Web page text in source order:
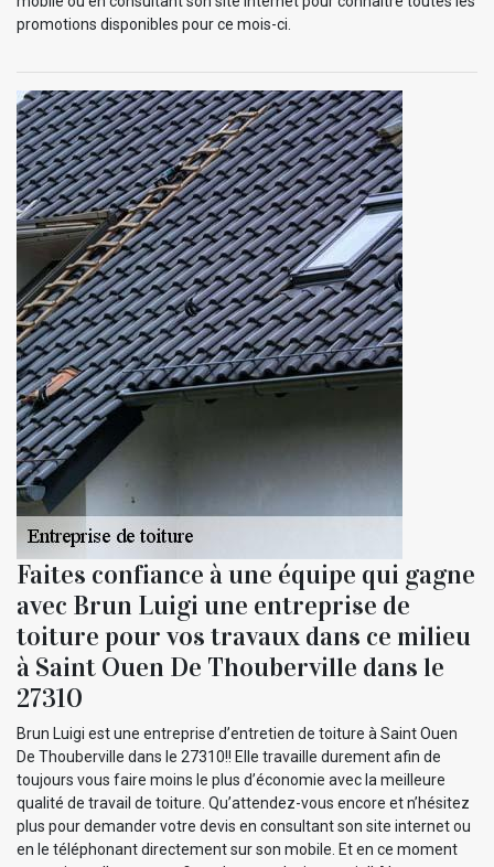
promotions disponibles pour ce mois-ci.
Faites confiance à une équipe qui gagne
avec Brun Luigi une entreprise de
toiture pour vos travaux dans ce milieu
à Saint Ouen De Thouberville dans le
27310
Brun Luigi est une entreprise d’entretien de toiture à Saint Ouen
De Thouberville dans le 27310!! Elle travaille durement afin de
toujours vous faire moins le plus d’économie avec la meilleure
qualité de travail de toiture. Qu’attendez-vous encore et n’hésitez
plus pour demander votre devis en consultant son site internet ou
en le téléphonant directement sur son mobile. Et en ce moment